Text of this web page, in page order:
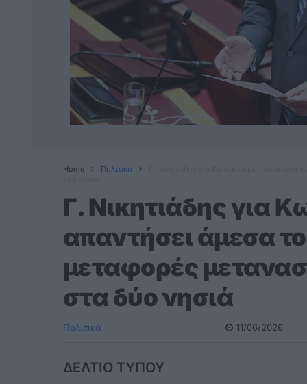
Home Πολιτικά
Γ. Νικητιάδης για
απαντήσει άμεσα
μεταφορές
στα δύο νησιά
Πολιτικά 11/06/2026
ΔΕΛΤΙΟ ΤΥΠΟΥ